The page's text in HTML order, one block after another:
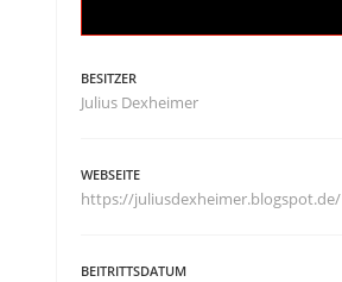
BESITZER
Julius Dexheimer
WEBSEITE
https://juliusdexheimer.blogspot.de/
BEITRITTSDATUM